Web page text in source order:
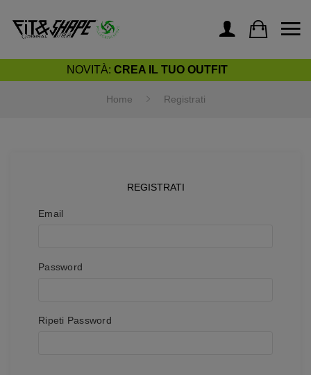
NOVITÀ: CREA IL TUO OUTFIT
Home Registrati
REGISTRATI
Email
Password
Ripeti Password